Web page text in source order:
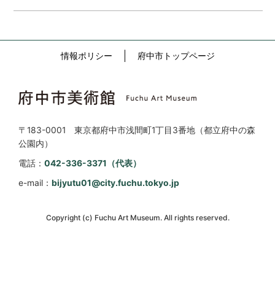
情報ポリシー 府中市トップページ
〒183-0001 東京都府中市浅間町1丁目3番地（都立府中の森
公園内）
電話： 042-336-3371（代表）
e-mail： bijyutu01@city.fuchu.tokyo.jp
Copyright (c) Fuchu Art Museum. All rights reserved.